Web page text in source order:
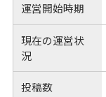
運営開始時期
現在の運営状
況
投稿数